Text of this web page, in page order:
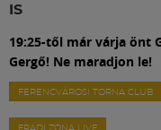
IS
19:25-től már várja önt
Gergő! Ne maradjon le!
FERENCVÁROSI TORNA CLUB
FRADI ZÓNA LIVE
Meccscenter